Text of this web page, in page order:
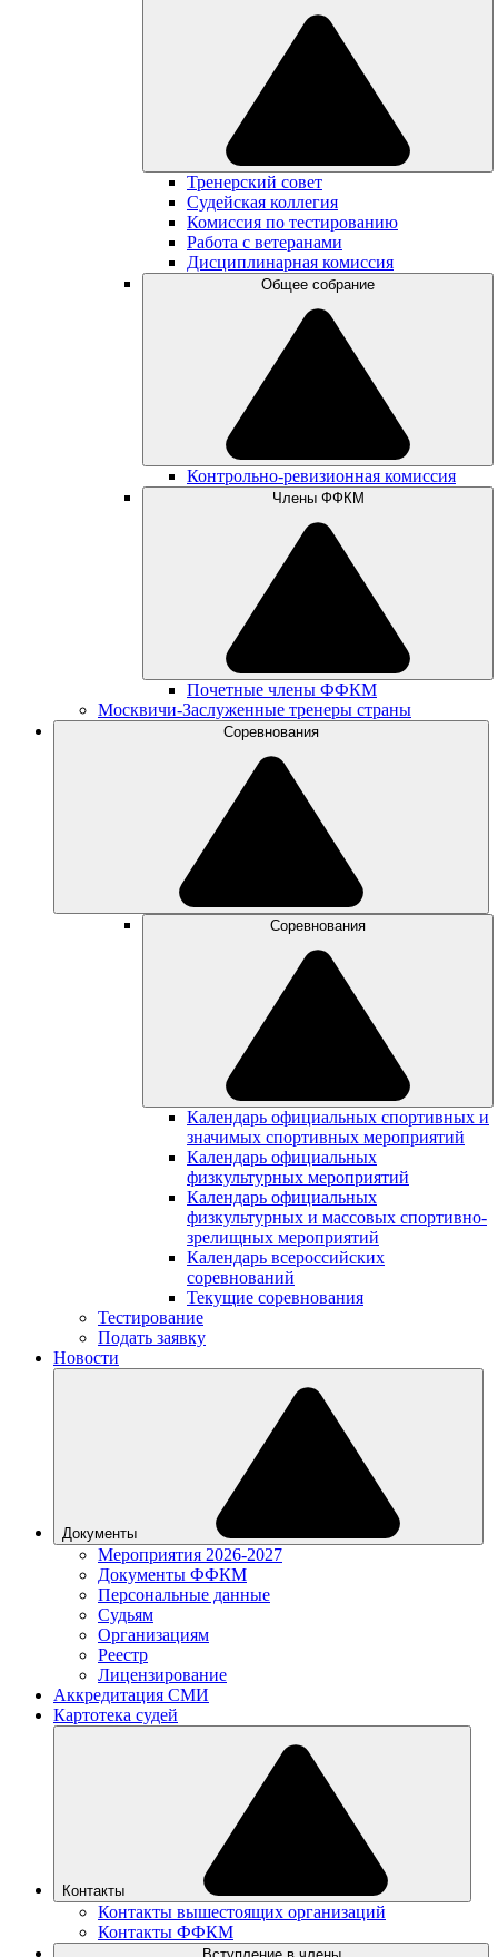
Тренерский совет
Судейская коллегия
Комиссия по тестированию
Работа с ветеранами
Дисциплинарная комиссия
Общее собрание
Контрольно-ревизионная комиссия
Члены ФФКМ
Почетные члены ФФКМ
Москвичи-Заслуженные тренеры страны
Соревнования
Соревнования
Календарь официальных спортивных и
значимых спортивных мероприятий
Календарь официальных
физкультурных мероприятий
Календарь официальных
физкультурных и массовых спортивно-
зрелищных мероприятий
Календарь всероссийских
соревнований
Текущие соревнования
Тестирование
Подать заявку
Новости
Документы
Мероприятия 2026-2027
Документы ФФКМ
Персональные данные
Судьям
Организациям
Реестр
Лицензирование
Аккредитация СМИ
Картотека судей
Контакты
Контакты вышестоящих организаций
Контакты ФФКМ